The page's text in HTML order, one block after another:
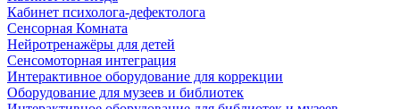
Кабинет психолога-дефектолога
Сенсорная Комната
Нейротренажёры для детей
Сенсомоторная интеграция
Интерактивное оборудование для коррекции
Оборудование для музеев и библиотек